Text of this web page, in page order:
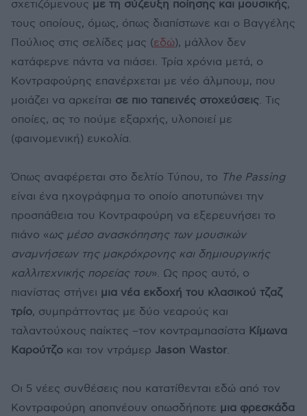
σχετιζόμενους με τη σύζευξη ποίησης και μουσικής,
τους οποίους, όμως, όπως διαπίστωνε και ο Βαγγέλης
Πούλιος στις σελίδες μας (εδώ), μάλλον δεν
κατάφερνε πάντα να πιάσει. Τρία χρόνια μετά, ο
Κοντραφούρης επανέρχεται με νέο άλμπουμ, που
μοιάζει να αρκείται σε πιο ταπεινές στοχεύσεις. Τις
οποίες, ας το πούμε εξαρχής, υλοποιεί με
(φαινομενική) ευκολία.
Όπως αναφέρεται στο δελτίο Τύπου, το The Passing
είναι ένα ηχογράφημα το οποίο αποτυπώνει την
προσπάθεια του Κοντραφούρη να εξερευνήσει το
πιάνο «ως μέσο ανασκόπησης των μουσικών
αναμνήσεων της μακρόχρονης και δημιουργικής
καλλιτεχνικής πορείας του». Ως προς αυτό, ο
πιανίστας στήνει μια νέα εκδοχή του κλασικού τζαζ
τρίο, συμπράττοντας με δύο νεαρούς και
ταλαντούχους παίκτες –τον κοντραμπασίστα Κίμωνα
Καρούτζο και τον ντράμερ Jason Wastor.
Οι 5 νέες συνθέσεις που κατατίθενται εδώ από τον
Κοντραφούρη αποπνέουν οπωσδήποτε μια φρεσκάδα